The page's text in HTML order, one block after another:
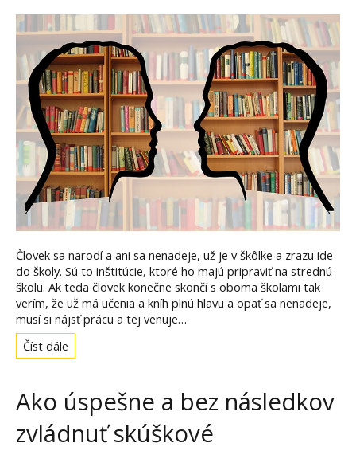
Človek sa narodí a ani sa nenadeje, už je v škôlke a zrazu ide
do školy. Sú to inštitúcie, ktoré ho majú pripraviť na strednú
školu. Ak teda človek konečne skončí s oboma školami tak
verím, že už má učenia a kníh plnú hlavu a opäť sa nenadeje,
musí si nájsť prácu a tej venuje…
Číst dále
Ako úspešne a bez následkov
zvládnuť skúškové